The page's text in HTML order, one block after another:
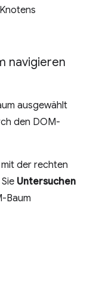
navigieren
ausgewählt
den DOM-
der rechten
Untersuchen
Baum